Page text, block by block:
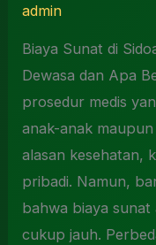
admin
Biaya Sunat di
Dewasa dan Apa
prosedur medis
anak-anak
alasan kesehatan,
pribadi. Namun,
bahwa biaya sunat
cukup jauh.